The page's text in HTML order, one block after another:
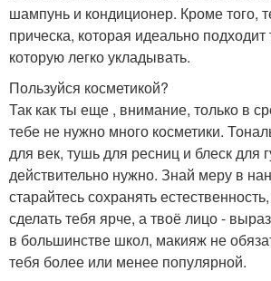
шампунь и кондиционер. Кроме того,
прическа, которая идеально
которую легко укладывать.
Пользуйся косметикой?
Так как ты еще , внимание, только в
тебе не нужно много косметики.
для век, тушь для ресниц и блеск для
действительно нужно. Знай меру в
старайтесь сохранять
сделать тебя ярче, а твоё лицо -
в большинстве школ, макияж не
тебя более или менее популярной.